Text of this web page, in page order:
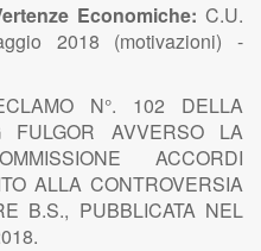
Economiche: C.U.
2018 (motivazioni) -
N°. 102 DELLA
FULGOR AVVERSO LA
ACCORDI
ALLA CONTROVERSIA
B.S., PUBBLICATA NEL